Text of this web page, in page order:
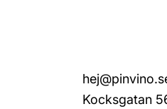
Kocksgatan